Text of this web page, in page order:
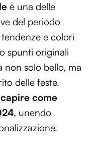
è una delle
del periodo
e colori
spunti originali
non solo bello, ma
delle feste.
capire come
, unendo